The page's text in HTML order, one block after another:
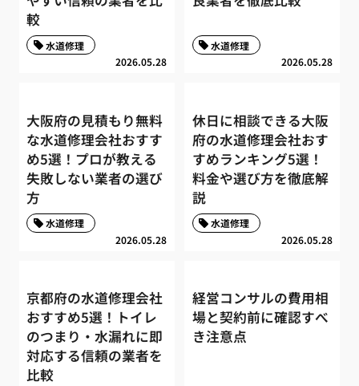
較
2026.05.28
水道修理
2026.05.28
水道修理
大阪府の見積もり無料
な水道修理会社おすす
め5選！プロが教える
失敗しない業者の選び
方
2026.05.28
水道修理
休日に相談できる大阪
府の水道修理会社おす
すめランキング5選！
料金や選び方を徹底解
説
2026.05.28
水道修理
京都府の水道修理会社
おすすめ5選！トイレ
のつまり・水漏れに即
対応する信頼の業者を
比較
経営コンサルの費用相
場と契約前に確認すべ
き注意点